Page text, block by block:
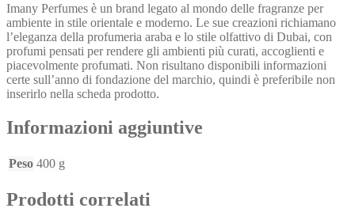
Imany Perfumes è un brand legato al mondo delle fragranze per
ambiente in stile orientale e moderno. Le sue creazioni richiamano
l’eleganza della profumeria araba e lo stile olfattivo di Dubai, con
profumi pensati per rendere gli ambienti più curati, accoglienti e
piacevolmente profumati. Non risultano disponibili informazioni
certe sull’anno di fondazione del marchio, quindi è preferibile non
inserirlo nella scheda prodotto.
Informazioni aggiuntive
Peso 400 g
Prodotti correlati